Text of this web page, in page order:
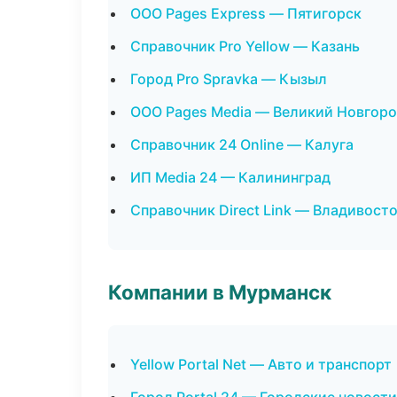
ООО Pages Express — Пятигорск
Справочник Pro Yellow — Казань
Город Pro Spravka — Кызыл
ООО Pages Media — Великий
Справочник 24 Online — Калуга
ИП Media 24 — Калининград
Справочник Direct Link —
Компании в Мурманск
Yellow Portal Net — Авто и транспорт